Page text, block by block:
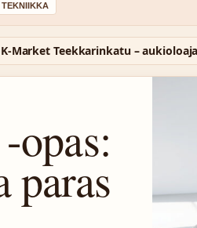
TEKNIIKKA
K-Market Teekkarinkatu –
opas: